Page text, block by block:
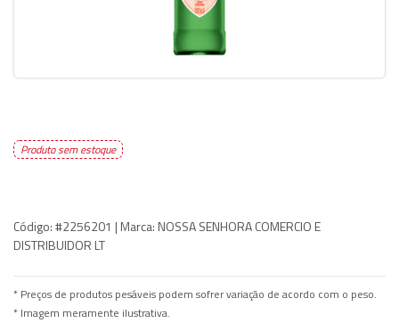
Produto sem estoque
Código:#2256201 | Marca: NOSSA SENHORA COMERCIO E
DISTRIBUIDOR LT
* Preços de produtos pesáveis podem sofrer variação de acordo com o peso.
* Imagem meramente ilustrativa.